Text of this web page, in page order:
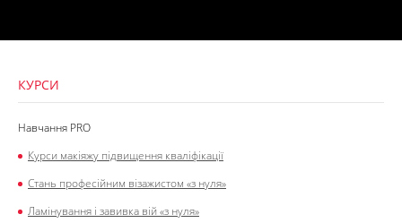
КУРСИ
Навчання PRO
Курси макіяжу підвищення кваліфікації
Стань професійним візажистом «з нуля»
Ламінування і завивка вій «з нуля»